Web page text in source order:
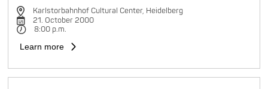
Karlstorbahnhof Cultural Center, Heidelberg
21. October 2000
8:00 p.m.
Learn more